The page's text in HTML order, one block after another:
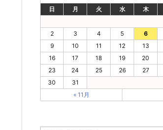
日
月 火 水 木
2
3 4 5 6
9
10 11 12 13
16
17 18 19 20
23
24 25 26 27
30
31
« 11月